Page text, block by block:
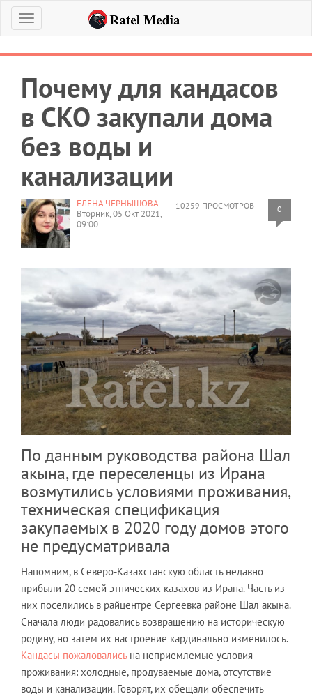
Меню
Почему для кандасов
в СКО закупали дома
без воды и
канализации
10259 ПРОСМОТРОВ 0
ЕЛЕНА ЧЕРНЫШОВА
Вторник, 05 Окт 2021,
09:00
По данным руководства района Шал
акына, где переселенцы из Ирана
возмутились условиями проживания,
техническая спецификация
закупаемых в 2020 году домов этого
не предусматривала
Напомним, в Северо-Казахстанскую область недавно
прибыли 20 семей этнических казахов из Ирана. Часть из
них поселились в райцентре Сергеевка районе Шал акына.
Сначала люди радовались возвращению на историческую
родину, но затем их настроение кардинально изменилось.
Кандасы пожаловалисьна неприемлемые условия
проживания: холодные, продуваемые дома, отсутствие
воды и канализации. Говорят, их обещали обеспечить